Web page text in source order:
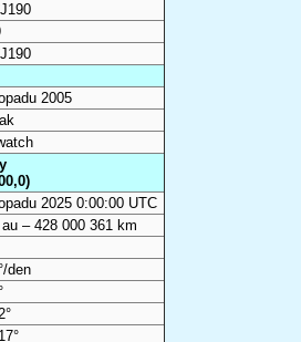
2005
2025 0:00:00 UTC
– 428 000 361 km
den